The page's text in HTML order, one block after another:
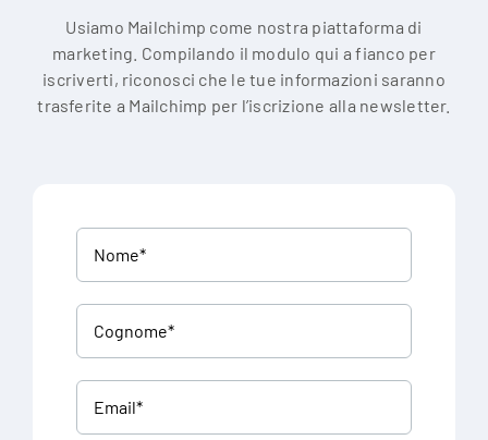
Usiamo Mailchimp come nostra piattaforma di
marketing. Compilando il modulo qui a fianco per
iscriverti, riconosci che le tue informazioni saranno
trasferite a Mailchimp per l’iscrizione alla newsletter.